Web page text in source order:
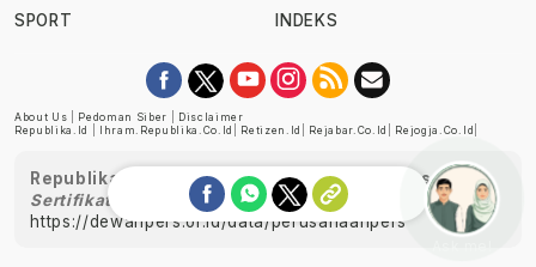
SPORT
INDEKS
About Us Pedoman Siber
Disclaimer
Republika.id
Ihram.republika.co.id Retizen.id Rejabar.co.id Rejogja.co.id
Republika telah diverifikasi oleh Dewan Pers
Sertifikat Nomor 1058/DP-Verifikasi/K/XII/2022
https://dewanpers.or.id/data/perusahaanpers